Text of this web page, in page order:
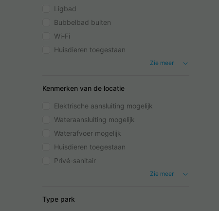
Ligbad
Bubbelbad buiten
Wi-Fi
Huisdieren toegestaan
Zie meer
Kenmerken van de locatie
Elektrische aansluiting mogelijk
Wateraansluiting mogelijk
Waterafvoer mogelijk
Huisdieren toegestaan
Privé-sanitair
Zie meer
Type park